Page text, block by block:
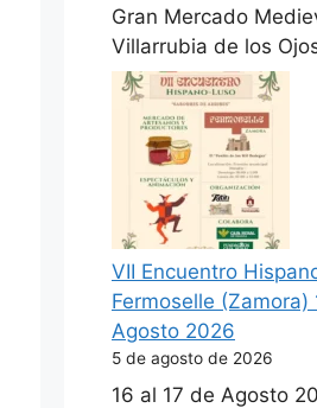
Gran Mercado
Villarrubia de los
VII Encuentro
Fermoselle (Zamora)
Agosto 2026
5 de agosto de 2026
16 al 17 de Agosto